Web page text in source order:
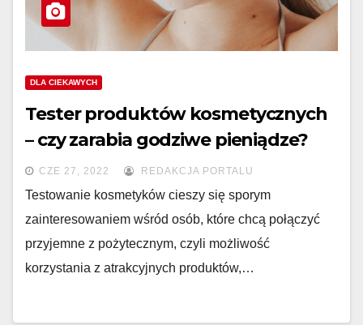
DLA CIEKAWYCH
Tester produktów kosmetycznych
– czy zarabia godziwe pieniądze?
CZE 27, 2022 REDAKCJA PORTALU
Testowanie kosmetyków cieszy się sporym
zainteresowaniem wśród osób, które chcą połączyć
przyjemne z pożytecznym, czyli możliwość
korzystania z atrakcyjnych produktów,…